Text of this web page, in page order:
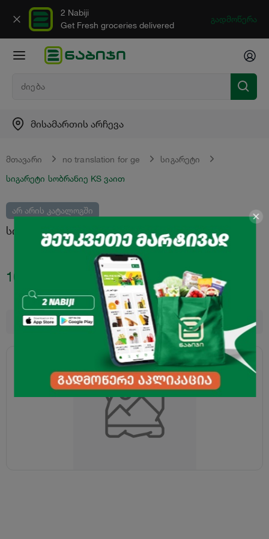
2 Nabiji
Get Fresh groceries delivered
გადმოწერა
მისამართის არჩევა
მთავარი no translation for ge
სიგარეტი
სიგარეტი სობრანიე KS ვაით
არ არის კატალოგში
სიგარეტი "სობრანიე" KS ვაით
10.00